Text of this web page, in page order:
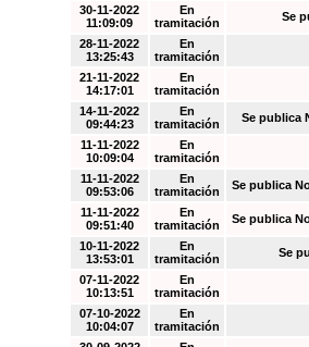
30-11-2022
11:09:09
En
tramitación
Se
28-11-2022
13:25:43
En
tramitación
21-11-2022
14:17:01
En
tramitación
14-11-2022
09:44:23
En
tramitación
Se publica
11-11-2022
10:09:04
En
tramitación
11-11-2022
09:53:06
En
tramitación
Se publica
11-11-2022
09:51:40
En
tramitación
Se publica
10-11-2022
13:53:01
En
tramitación
Se
07-11-2022
10:13:51
En
tramitación
07-10-2022
10:04:07
En
tramitación